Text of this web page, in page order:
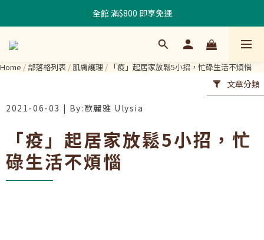
全館 滿$800 即享免運
Home / 部落格列表 / 肌膚護理 / 「疫」起居家放鬆5小招，忙碌生活不煩惱
文章分類
「疫」起居家放鬆5小招，忙
碌生活不煩惱
2021-06-03